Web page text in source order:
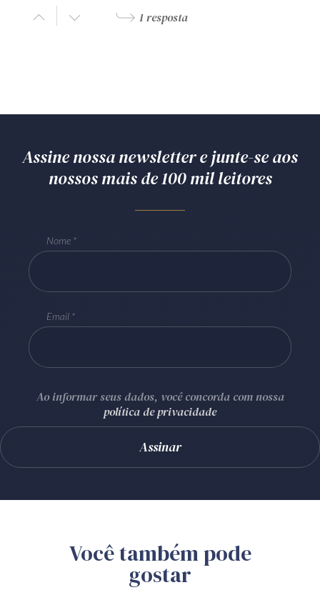
1 resposta
Assine nossa newsletter e junte-se aos
nossos mais de 100 mil leitores
Nome
Email
Ao informar seus dados, você concorda com nossa
política de privacidade
Você também pode
gostar